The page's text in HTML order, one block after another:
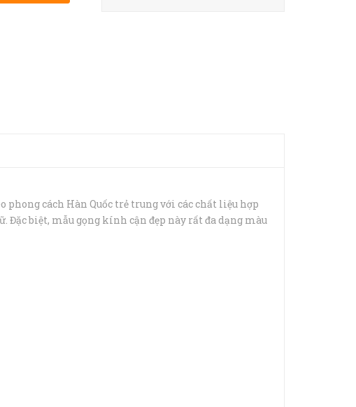
cách Hàn Quốc trẻ trung với các chất liệu hợp
biệt, mẫu gọng kính cận đẹp này rất đa dạng màu